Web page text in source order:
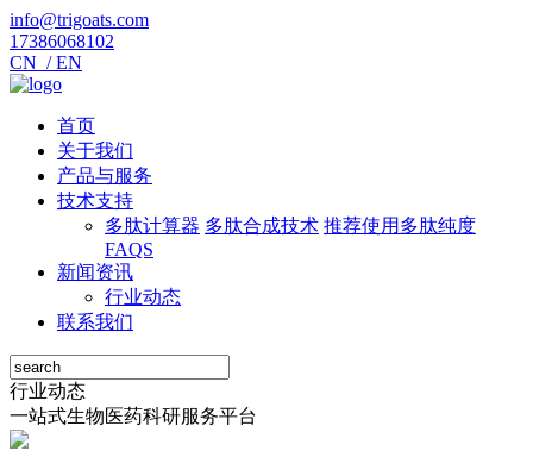
info@trigoats.com
17386068102
CN /EN
首页
关于我们
产品与服务
技术支持
多肽计算器 多肽合成技术 推荐使用多肽纯度
FAQS
新闻资讯
行业动态
联系我们
行业动态
一站式生物医药科研服务平台